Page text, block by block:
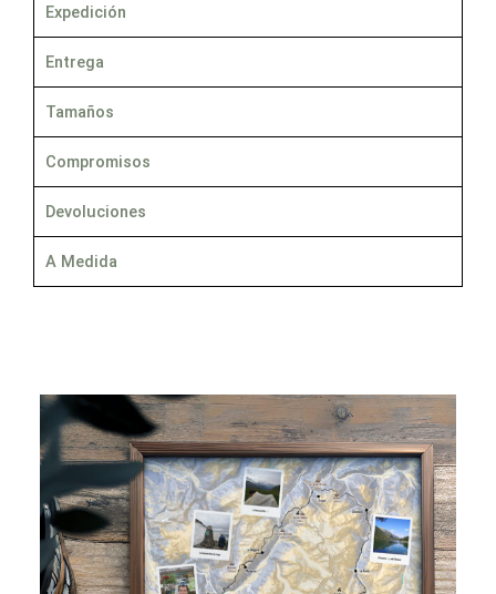
Expedición
Entrega
Tamaños
Compromisos
Devoluciones
A Medida